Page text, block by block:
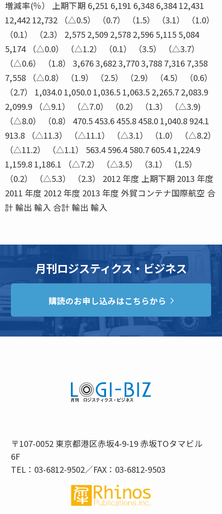
増減率(％） 上期下期 6,251 6,191 6,348 6,384 12,431
12,442 12,732 （△0.5） （0.7） （1.5） （3.1） （1.0）
（0.1） （2.3） 2,575 2,509 2,578 2,596 5,115 5,084
5,174 （△0.0） （△1.2） （0.1） （3.5） （△3.7）
（△0.6） （1.8） 3,676 3,682 3,770 3,788 7,316 7,358
7,558 （△0.8） （1.9） （2.5） （2.9） （4.5） （0.6）
（2.7） 1,034.0 1,050.0 1,036.5 1,063.5 2,265.7 2,083.9
2,099.9 （△9.1） （△7.0） （0.2） （1.3） （△3.9)
（△8.0） （0.8） 470.5 453.6 455.8 458.0 1,040.8 924.1
913.8 （△11.3） （△11.1） （△3.1） （1.0） （△8.2）
（△11.2） （△1.1） 563.4 596.4 580.7 605.4 1,224.9
1,159.8 1,186.1 （△7.2） （△3.5） （3.1） （1.5）
（0.2） （△5.3） （2.3） 2012 年度 上期下期 2013 年度
2011 年度 2012 年度 2013 年度 外貿コンテナ国際航空 合
計 輸出 輸入 合計 輸出 輸入
月刊ロジスティクス・ビジネス
購読のお申し込みはこちらから
〒107-0052 東京都港区赤坂4-9-19 赤坂TOタマビル
6F
TEL：03-6812-9502／FAX：03-6812-9503